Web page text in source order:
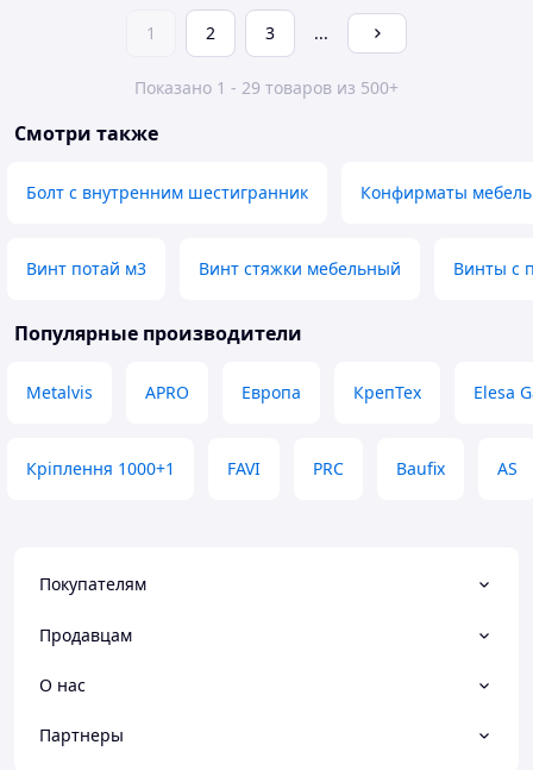
1 2 3 ...
Показано 1 - 29 товаров из 500+
Смотри также
Болт с внутренним шестигранник Конфирматы
Винт потай м3 Винт стяжки мебельный Винты с
Популярные производители
Metalvis APRO Европа КрепТех Elesa
Кріплення 1000+1 FAVI PRC Baufix AS
Покупателям
Продавцам
О нас
Партнеры